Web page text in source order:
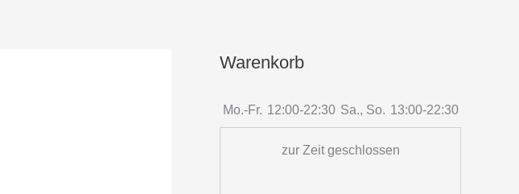
Warenkorb
Mo.-Fr. 12:00-22:30 Sa., So. 13:00-22:30
zur Zeit geschlossen